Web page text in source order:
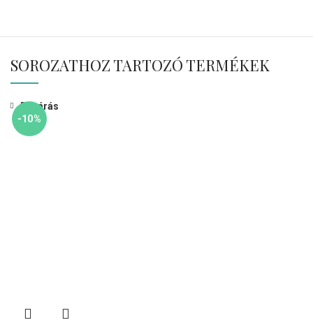
SOROZATHOZ TARTOZÓ TERMÉKEK
-10%
Bezárás